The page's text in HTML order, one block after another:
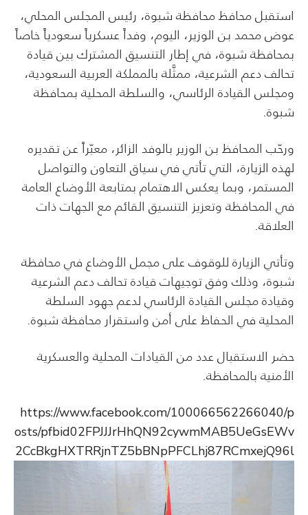
استقبل محافظ محافظة شبوة، رئيس المجلس المحلي،
عوض محمد بن الوزير، اليوم، وفداً عسكرياً سعودياً خاصاً
بمحافظة شبوة، في إطار التنسيق المشترك بين قيادة
تحالف دعم الشرعية، ممثَّلة بالمملكة العربية السعودية،
ومجلس القيادة الرئاسي، والسلطة المحلية بمحافظة
شبوة.
ورحّب المحافظ بن الوزير بالوفد الزائر، معبّراً عن تقديره
لهذه الزيارة، التي تأتي في سياق التعاون والتواصل
المستمر، وبما يعكس الاهتمام بمتابعة الأوضاع العامة
في المحافظة وتعزيز التنسيق القائم مع الجهات ذات
العلاقة.
وتأتي الزيارة للوقوف على مجمل الأوضاع في محافظة
شبوة، وذلك وفق توجيهات قيادة تحالف دعم الشرعية
وقيادة مجلس القيادة الرئاسي لدعم جهود السلطة
المحلية في الحفاظ على أمن واستقرار محافظة شبوة.
حضر الاستقبال عدد من القيادات المحلية والعسكرية
الأمنية بالمحافظة.
https://www.facebook.com/100066562266040/p
osts/pfbid02FPJJJrHhQN92cywmMAB5UeGsEWv
2CcBkgHXTRRjnTZ5bBNpPFCLhj87RCmxejQ96l